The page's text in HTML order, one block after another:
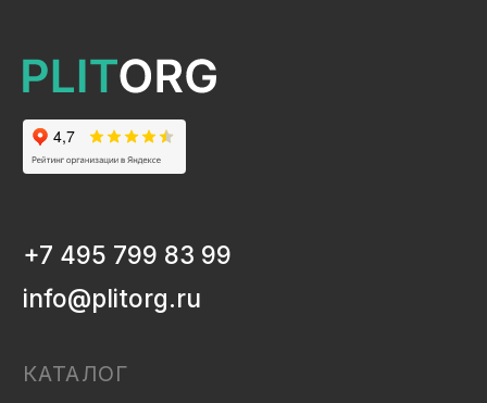
Производство
Консультация
Распил
Декоры и текстуры плит
Столешницы Slim line
OSB-3
Бумажно-слоистые пластики CPL Ультрадекор
Мебельная фурнитура
Клей-расплав